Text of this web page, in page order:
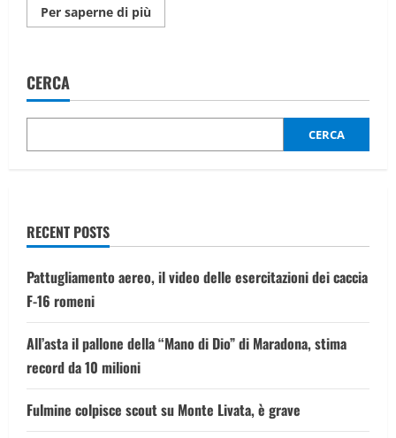
Per saperne di più
informazioni
Turetta
carcere:
pento
a
CERCA
CERCA
RECENT POSTS
Pattugliamento aereo, il video delle esercitazioni dei caccia
F-16 romeni
All’asta il pallone della “Mano di Dio” di Maradona, stima
record da 10 milioni
Fulmine colpisce scout su Monte Livata, è grave